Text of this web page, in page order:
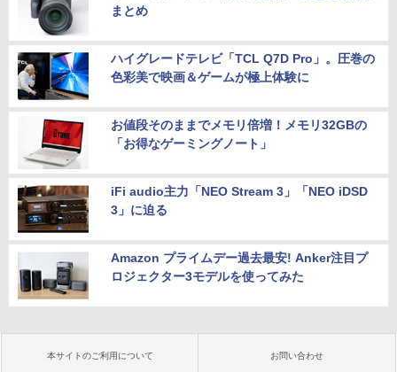
まとめ
ハイグレードテレビ「TCL Q7D Pro」。圧巻の
色彩美で映画＆ゲームが極上体験に
お値段そのままでメモリ倍増！メモリ32GBの
「お得なゲーミングノート」
iFi audio主力「NEO Stream 3」「NEO iDSD
3」に迫る
Amazon プライムデー過去最安! Anker注目プ
ロジェクター3モデルを使ってみた
本サイトのご利用について お問い合わせ